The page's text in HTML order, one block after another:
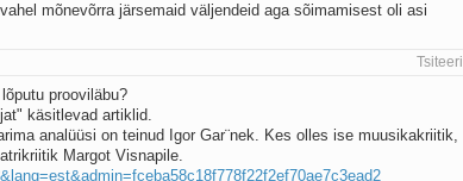
mõnevõrra järsemaid väljendeid aga sõimamisest oli asi
Tsiteeri
prooviläbu?
käsitlevad artiklid.
analüüsi on teinud Igor Gar¨nek. Kes olles ise muusikakriitik,
Margot Visnapile.